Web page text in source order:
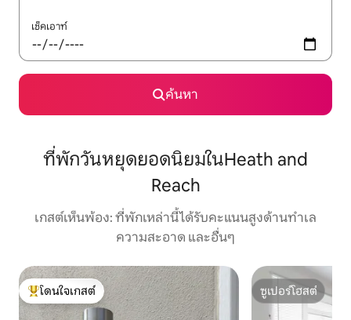
เช็คเอาท์
ค้นหา
ที่พักวันหยุดยอดนิยมในHeath and
Reach
เกสต์เห็นพ้อง: ที่พักเหล่านี้ได้รับคะแนนสูงด้านทำเล
ความสะอาด และอื่นๆ
โดนใจเกสต์ที่สุด
โดนใจเกสต์
ซูเปอร์โฮสต์
ซูเปอร์โฮสต์